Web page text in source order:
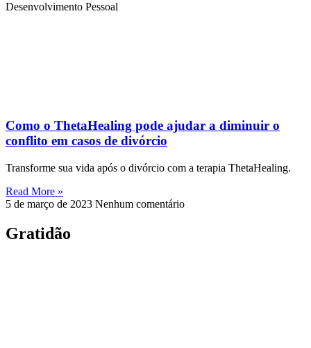
Desenvolvimento Pessoal
Como o ThetaHealing pode ajudar a diminuir o
conflito em casos de divórcio
Transforme sua vida após o divórcio com a terapia ThetaHealing.
Read More »
5 de março de 2023 Nenhum comentário
Gratidão